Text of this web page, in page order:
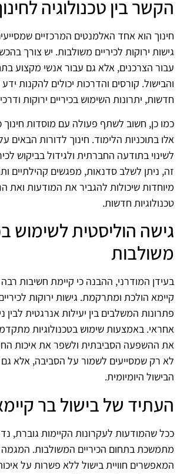
הקשר בין טכנולוגיה
חינוך הוא אחד האלמנטים המרכזיים
גישות ירוקות לכיריים משולבות. יש צורך
עבור הצרכנים, אלא גם עבור אנשי מקצוע
והבישול. קורסים והדרכות יכולים להקנות ידע
חדשות, יתרונות השימוש בכיריים ירוקות
כמו כן, חשוב לשתף פעולה עם מוסדות חינוך
אלו בתוכניות הלימוד. חינוך לדורות הבאים
לשינוי בתודעה החברתית ולגידול בביקוש
זה, ניתן לשלב סדנאות, מפגשים קהילתיים
מיוחדות שיכולות להגביר את המודעות ואת
טכנולוגיות חדשות.
גישה הוליסטית לשימוש
משולבות
בעידן המודרני, ההבנה כי קיימת חשיבות
קיימא הולכת ומתרקמת. גישות ירוקות
פתרונות המשלבים בין יעילות אנרגטית לבין
אחראי. באמצעות שימוש בטכנולוגיות
את ההשפעה הסביבתית ולשפר את איכות
לא רק שמסייעים לשמור על הסביבה, אלא גם
הבישול היומיומית.
העתיד של בישול בר
ככל שהמודעות לעקרונות הקיימות גוברת,
מתמשכת בתחום הכיריים המשולבות.
המאפשרים חוויית בישול ללא פשרות על